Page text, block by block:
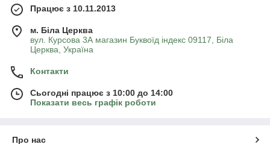
Працює з 10.11.2013
м. Біла Церква
вул. Курсова 3А магазин Буквоїд індекс 09117, Біла
Церква, Україна
Контакти
Сьогодні працює з 10:00 до 14:00
Показати весь графік роботи
Про нас